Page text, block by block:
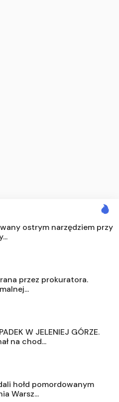
ostrym narzędziem przy
przez prokuratora.
W JELENIEJ GÓRZE.
na chod...
hołd pomordowanym
Warsz...